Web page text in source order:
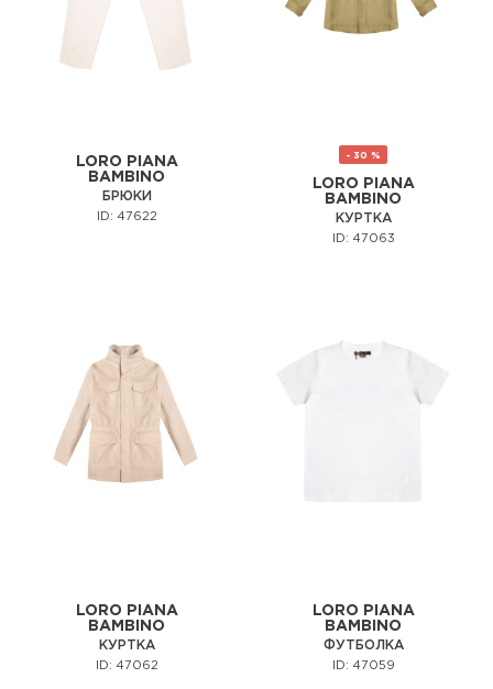
LORO PIANA
BAMBINO
БРЮКИ
ID: 47622
- 30 %
LORO PIANA
BAMBINO
КУРТКА
ID: 47063
LORO PIANA
BAMBINO
КУРТКА
ID: 47062
LORO PIANA
BAMBINO
ФУТБОЛКА
ID: 47059